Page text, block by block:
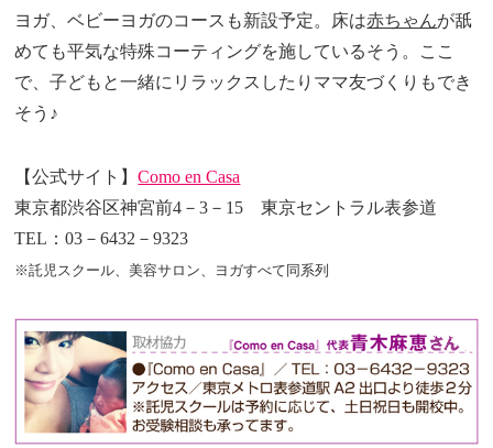
ヨガ、ベビーヨガのコースも新設予定。床は赤ちゃんが舐
めても平気な特殊コーティングを施しているそう。ここ
で、子どもと一緒にリラックスしたりママ友づくりもでき
そう♪
【公式サイト】Como en Casa
東京都渋谷区神宮前4－3－15 東京セントラル表参道
TEL：03－6432－9323
※託児スクール、美容サロン、ヨガすべて同系列